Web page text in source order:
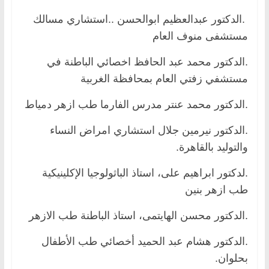
.الدكتور عبدالعظيم ابوالحسن ..استشاري مسالك
مستشفى منوف العام
.الدكتور محمد عبد الحافظ اخصائي الباطنة في
مستشفي زفتي العام بمحافظة الغربية
.الدكتور محمد عنتر مدرس الفارما طب ازهر دمياط
.الدكتور نيرمين جلال استشاري امراض النساء
والتوليد بالقاهرة.
.لدكتور ابراهيم على، استاذ الباثولوجيا الإكلينيكية
طب ازهر بنين
.الدكتور محسن الهايتمى، استاذ الباطنة طب الازهر
.الدكتور هشام عبد الحميد أخصائي طب الأطفال
بحلوان.